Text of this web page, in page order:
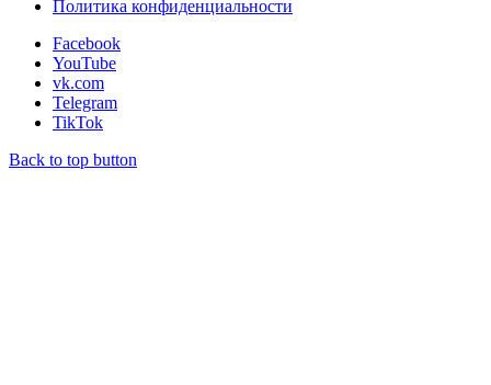
Политика конфиденциальности
Facebook
YouTube
vk.com
Telegram
TikTok
Back to top button